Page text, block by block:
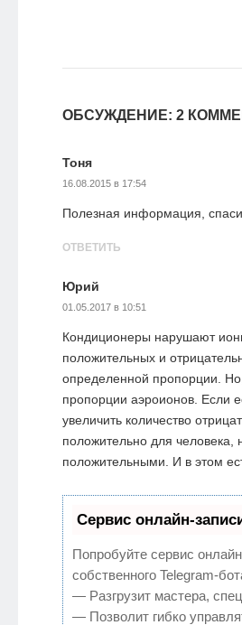
ОБСУЖДЕНИЕ: 2
Тоня
16.08.2015 в 17:54
Полезная информация,
ОТВЕТИТЬ
Юрий
01.05.2017 в 10:51
Кондиционеры нарушают
положительных и
определенной пропорции.
пропорции аэроионов. Если
увеличить количество
положительно для человека,
положительными. И в этом
Сервис онлайн-
Попробуйте сервис
собственного Telegram-
— Разгрузит мастера,
— Позволит гибко